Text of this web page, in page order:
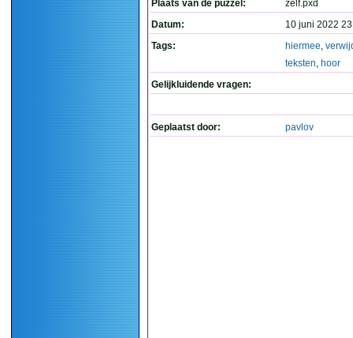
Plaats van de puzzel:
zelf.pxd
Datum:
10 juni 2022
Tags:
hiermee,
teksten, hoor
Gelijkluidende vragen:
Geplaatst door: pavlov